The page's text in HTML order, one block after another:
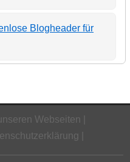
Blogheader für
Webseiten